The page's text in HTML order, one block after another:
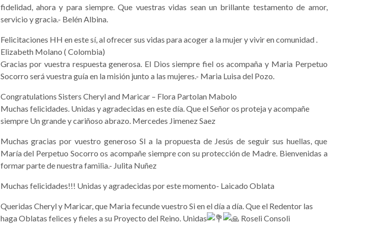
fidelidad, ahora y para siempre. Que vuestras vidas sean un brillante testamento de amor,
servicio y gracia.- Belén Albina.
Felicitaciones HH en este sí, al ofrecer sus vidas para acoger a la mujer y vivir en comunidad .
Elizabeth Molano ( Colombia)
Gracias por vuestra respuesta generosa. El Dios siempre fiel os acompaña y Maria Perpetuo
Socorro será vuestra guía en la misión junto a las mujeres.- Maria Luisa del Pozo.
Congratulations Sisters Cheryl and Maricar – Flora Partolan Mabolo
Muchas felicidades. Unidas y agradecidas en este día. Que el Señor os proteja y acompañe
siempre Un grande y cariñoso abrazo. Mercedes Jimenez Saez
Muchas gracias por vuestro generoso SI a la propuesta de Jesús de seguir sus huellas, que
María del Perpetuo Socorro os acompañe siempre con su protección de Madre. Bienvenidas a
formar parte de nuestra familia.- Julita Nuñez
Muchas felicidades!!! Unidas y agradecidas por este momento- Laicado Oblata
Queridas Cheryl y Maricar, que Maria fecunde vuestro Si en el día a día. Que el Redentor las
haga Oblatas felices y fieles a su Proyecto del Reino. Unidas
Roseli Consoli